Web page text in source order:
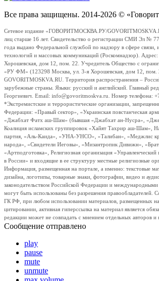
Все права защищены. 2014-2026 ©
Сетевое издание «ГОВОРИТМОСКВА.РУ/
лиц старше 16 лет. Свидетельство о регистрации СМИ Эл №
года выдано Федеральной службой по надзору в сфере
технологий и массовых коммуникаций (Роскомнадзор).
Хорошевская, дом 12, пом. 22. Учредитель Общество с
«РУ ФМ» (123298 Москва, ул. 3-я Хорошевская, дом 12, пом.
GOVORITMOSKVA.RU. Территория распространения –
зарубежные страны. Языки: русский и английский. Главный
Георгиевич. Email: info@govoritmoskva.ru. Номер телефона:
*Экстремистские и террористические организации,
Федерации: «Правый сектор», «Украинская повстанческая
«Джабхат Фатх аш-Шам» (бывшая «Джабхат ан-Нусра»,
Коалиция исламских группировок «Хайят Тахрир аш-Шам»,
партия, «Аль-Каида», «УНА-УНСО», «Талибан», «Меджлис
народа», «Свидетели Иеговы», «Мизантропик Дивижн»,
«Артподготовка», Религиозная организация
в России» и входящие в ее структуру местные религиозные
Информация, размещенная на портале, а именно: текстовые
дизайна, логотипы, товарные знаки, фотографии, видео и
законодательством Российской Федерации и
могут быть использованы без разрешения правообладателей.
ГК РФ, при любом использовании материалов, размещенных
цитировании, активная гиперссылка на материал является
редакции может не совпадать с мнением отдельных авторов и
Сообщение отправлено
play
pause
mute
unmute